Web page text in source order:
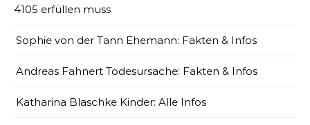
4105 erfüllen muss
Sophie von der Tann Ehemann: Fakten & Infos
Andreas Fahnert Todesursache: Fakten & Infos
Katharina Blaschke Kinder: Alle Infos